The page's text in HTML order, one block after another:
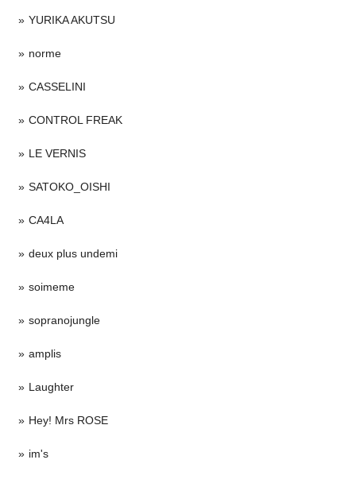
YURIKA AKUTSU
norme
CASSELINI
CONTROL FREAK
LE VERNIS
SATOKO_OISHI
CA4LA
deux plus undemi
soimeme
sopranojungle
amplis
Laughter
Hey! Mrs ROSE
im's